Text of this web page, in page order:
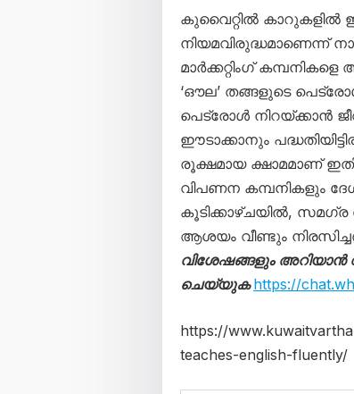
കുവൈറ്റിൽ കാറുകളിൽ
നിയമവിരുദ്ധമാണെന്ന്
മാർക്കറ്റിംഗ്
‘ഔല’ തങ്ങളുടെ
പെട്രോൾ നിറയ്ക്കാൻ
ഈടാക്കാനും
രൂക്ഷമായ ക്ഷാമമാണ്
വിപണന കമ്പനികളും
കൂടിക്കാഴ്ചയിൽ,
ആശയം വീണ്ടും
വിശേഷങ്ങളും അറിയാന്‍
ചെയ്യുക https://
https://
teaches-english-fluently/